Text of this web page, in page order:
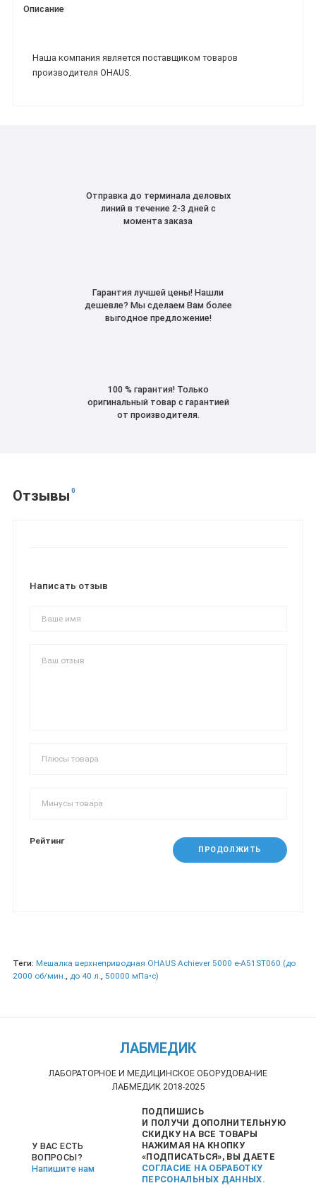
Описание
Наша компания является поставщиком товаров
производителя OHAUS.
Отправка до терминала деловых
линий в течение 2-3 дней с
момента заказа
Гарантия лучшей цены! Нашли
дешевле? Мы сделаем Вам более
выгодное предложение!
100 % гарантия! Только
оригинальный товар с гарантией
от производителя.
Отзывы 0
Написать отзыв
Рейтинг
ПРОДОЛЖИТЬ
Теги: Мешалка верхнеприводная OHAUS Achiever 5000 e-A51ST060 (до
2000 об/мин., до 40 л., 50000 мПа•с)
ЛАБМЕДИК
ЛАБОРАТОРНОЕ И МЕДИЦИНСКОЕ ОБОРУДОВАНИЕ
ЛАБМЕДИК 2018-2025
У ВАС ЕСТЬ
ВОПРОСЫ?
Напишите нам
ПОДПИШИСЬ
И ПОЛУЧИ ДОПОЛНИТЕЛЬНУЮ
СКИДКУ НА ВСЕ ТОВАРЫ
НАЖИМАЯ НА КНОПКУ
«ПОДПИСАТЬСЯ», ВЫ ДАЕТЕ
СОГЛАСИЕ НА ОБРАБОТКУ
ПЕРСОНАЛЬНЫХ ДАННЫХ.